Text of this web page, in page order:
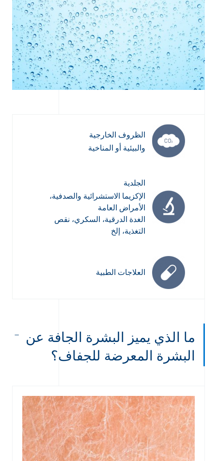
الظروف الخارجية
والبيئية أو المناخية
الجلدية
الإكزيما الاستشرائية والصدفية،
الأمراض العامة
الغدة الدرقية، السكري، نقص
التغذية، إلخ
العلاجات الطبية
ما الذي يميز البشرة الجافة عن
البشرة المعرضة للجفاف؟